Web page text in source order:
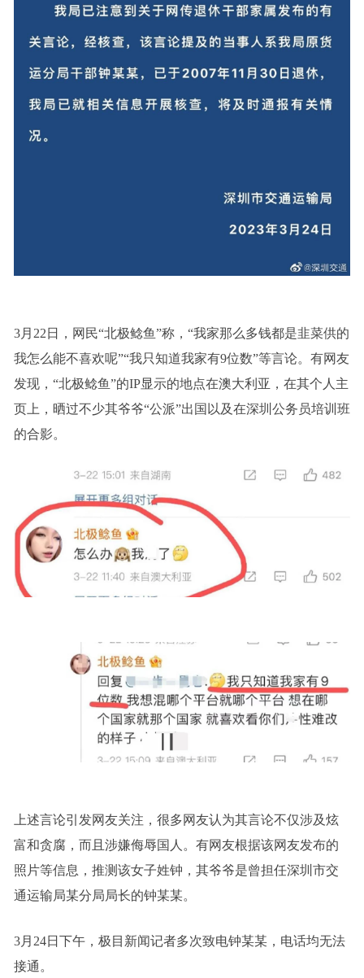
3月22日，网民“北极鲶鱼”称，“我家那么多钱都是韭菜供的
我怎么能不喜欢呢”“我只知道我家有9位数”等言论。有网友
发现，“北极鲶鱼”的IP显示的地点在澳大利亚，在其个人主
页上，晒过不少其爷爷“公派”出国以及在深圳公务员培训班
的合影。
上述言论引发网友关注，很多网友认为其言论不仅涉及炫
富和贪腐，而且涉嫌侮辱国人。有网友根据该网友发布的
照片等信息，推测该女子姓钟，其爷爷是曾担任深圳市交
通运输局某分局局长的钟某某。
3月24日下午，极目新闻记者多次致电钟某某，电话均无法
接通。